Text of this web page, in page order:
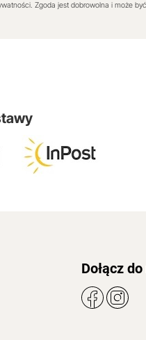
Zgoda jest dobrowolna i może
Dołącz